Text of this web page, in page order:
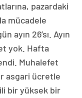
pazardaki
mücadele
ayın 26’sı. Ayın
yok. Hafta
Muhalefet
asgari ücretle
bir yüksek bir